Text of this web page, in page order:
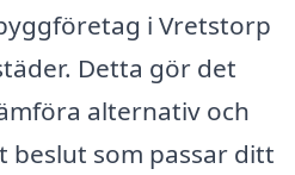
i Vretstorp
Detta gör det
alternativ och
som passar ditt